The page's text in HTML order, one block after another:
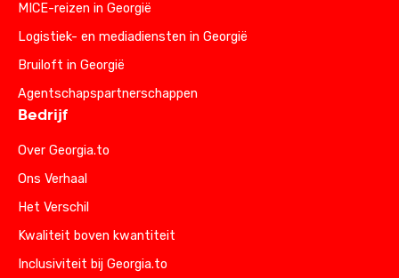
MICE-reizen in Georgië
Logistiek- en mediadiensten in Georgië
Bruiloft in Georgië
Agentschapspartnerschappen
Bedrijf
Over Georgia.to
Ons Verhaal
Het Verschil
Kwaliteit boven kwantiteit
Inclusiviteit bij Georgia.to